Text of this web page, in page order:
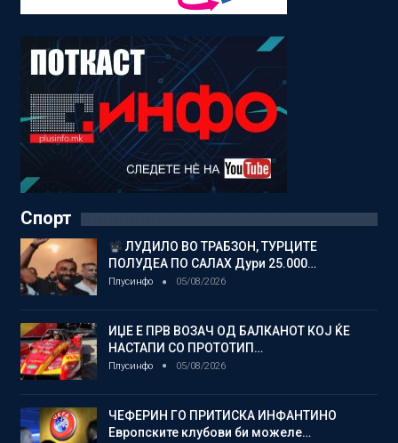
Спорт
ЛУДИЛО ВО ТРАБЗОН, ТУРЦИТЕ
ПОЛУДЕА ПО САЛАХ Дури 25.000…
Плусинфо 05/08/2026
ИЏЕ Е ПРВ ВОЗАЧ ОД БАЛКАНОТ КОЈ ЌЕ
НАСТАПИ СО ПРОТОТИП…
Плусинфо 05/08/2026
ЧЕФЕРИН ГО ПРИТИСКА ИНФАНТИНО
Европските клубови би можеле…